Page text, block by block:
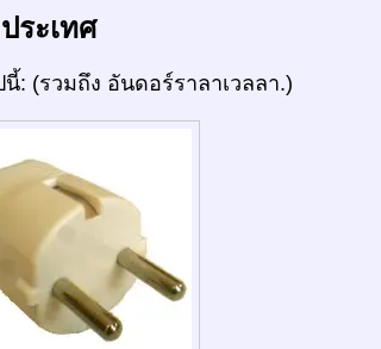
ระเทศ
: (รวมถึง อันดอร์ราลาเวลลา.)